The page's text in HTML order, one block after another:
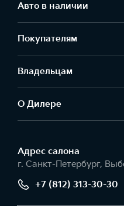
Авто в наличии
Покупателям
Владельцам
О Дилере
Адрес салонa
г. Санкт-Петербург,
+7 (812) 313-30-30